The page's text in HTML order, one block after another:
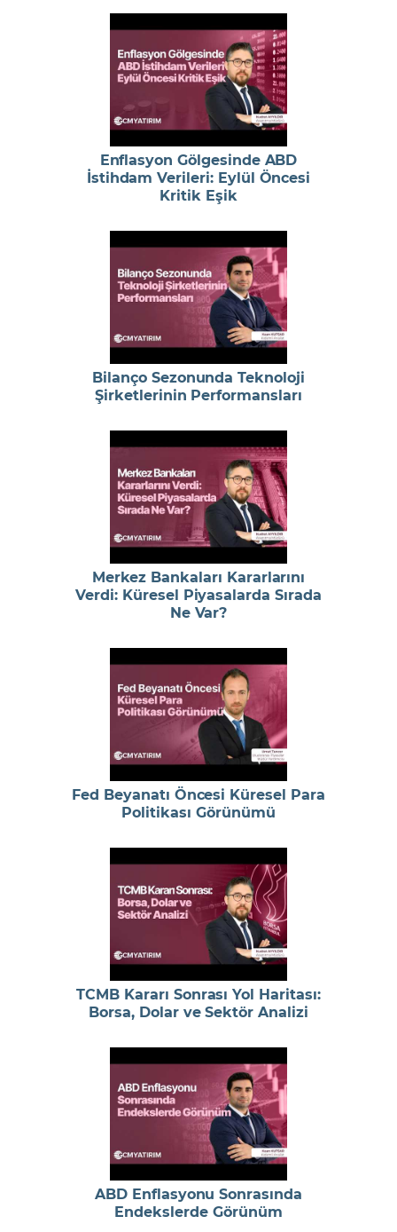
Enflasyon Gölgesinde ABD
İstihdam Verileri: Eylül Öncesi
Kritik Eşik
Bilanço Sezonunda Teknoloji
Şirketlerinin Performansları
Merkez Bankaları Kararlarını
Verdi: Küresel Piyasalarda Sırada
Ne Var?
Fed Beyanatı Öncesi Küresel Para
Politikası Görünümü
TCMB Kararı Sonrası Yol Haritası:
Borsa, Dolar ve Sektör Analizi
ABD Enflasyonu Sonrasında
Endekslerde Görünüm